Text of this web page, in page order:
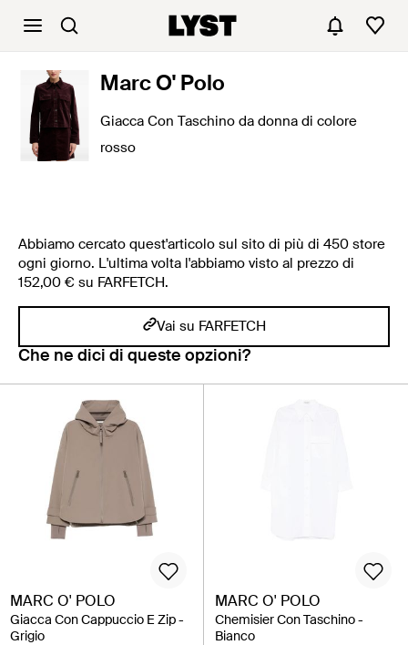
Marc O' Polo
Giacca Con Taschino da donna di colore
rosso
Abbiamo cercato quest'articolo sul sito di più di 450 store
ogni giorno. L'ultima volta l'abbiamo visto al prezzo di
152,00 € su FARFETCH.
Vai su FARFETCH
Che ne dici di queste opzioni?
MARC O' POLO
Giacca Con Cappuccio E Zip -
Grigio
MARC O' POLO
Chemisier Con Taschino -
Bianco